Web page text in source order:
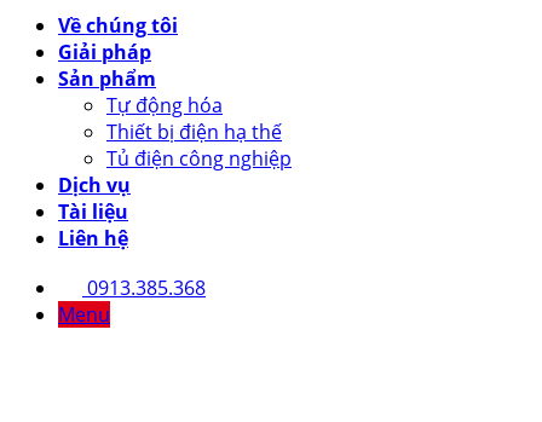
Về chúng tôi
Giải pháp
Sản phẩm
Tự động hóa
Thiết bị điện hạ thế
Tủ điện công nghiệp
Dịch vụ
Tài liệu
Liên hệ
0913.385.368
Menu